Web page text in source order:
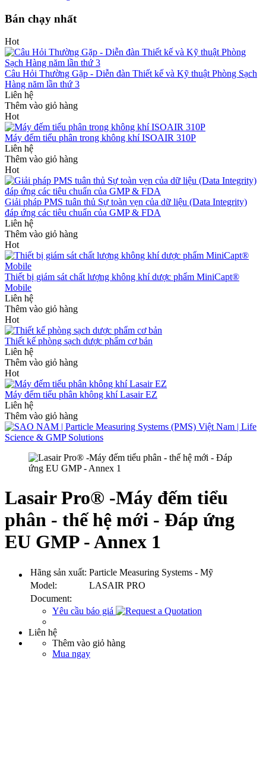
Bán chạy nhất
Hot
Câu Hỏi Thường Gặp - Diễn đàn Thiết kế và Kỹ thuật Phòng Sạch
Hàng năm lần thứ 3
Liên hệ
Thêm vào giỏ hàng
Hot
Máy đếm tiểu phân trong không khí ISOAIR 310P
Liên hệ
Thêm vào giỏ hàng
Hot
Giải pháp PMS tuân thủ Sự toàn vẹn của dữ liệu (Data Integrity)
đáp ứng các tiêu chuẩn của GMP & FDA
Liên hệ
Thêm vào giỏ hàng
Hot
Thiết bị giám sát chất lượng không khí dược phẩm MiniCapt®
Mobile
Liên hệ
Thêm vào giỏ hàng
Hot
Thiết kế phòng sạch dược phẩm cơ bản
Liên hệ
Thêm vào giỏ hàng
Hot
Máy đếm tiểu phân không khí Lasair EZ
Liên hệ
Thêm vào giỏ hàng
Lasair Pro® -Máy đếm tiểu
phân - thế hệ mới - Đáp ứng
EU GMP - Annex 1
Hãng sản xuất: Particle Measuring Systems - Mỹ
Model:
LASAIR PRO
Document:
Yêu cầu báo giá
Liên hệ
Thêm vào giỏ hàng
Mua ngay